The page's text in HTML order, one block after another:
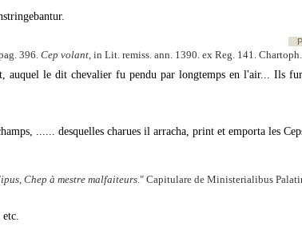
P.
396. Cep volant, in Lit. remiss. ann. 1390. ex Reg. 141.
auquel le dit chevalier fu pendu par longtemps en l'air... Ils
...... desquelles charues il arracha, print et emporta les
, Chep à mestre malfaiteurs. Capitulare de Ministerialibus